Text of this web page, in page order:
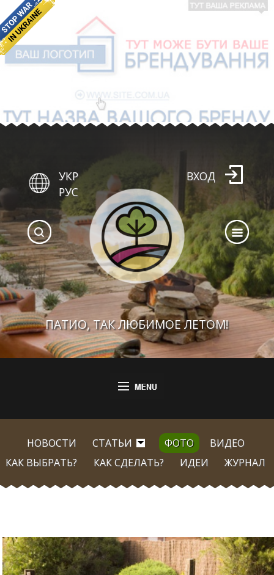
ПАТИО, ТАК ЛЮБИМОЕ ЛЕТОМ!
УКР
РУС
ВХОД
НОВОСТИ СТАТЬИ ФОТО
ВИДЕО
КАК ВЫБРАТЬ?
КАК СДЕЛАТЬ? ИДЕИ ЖУРНАЛ